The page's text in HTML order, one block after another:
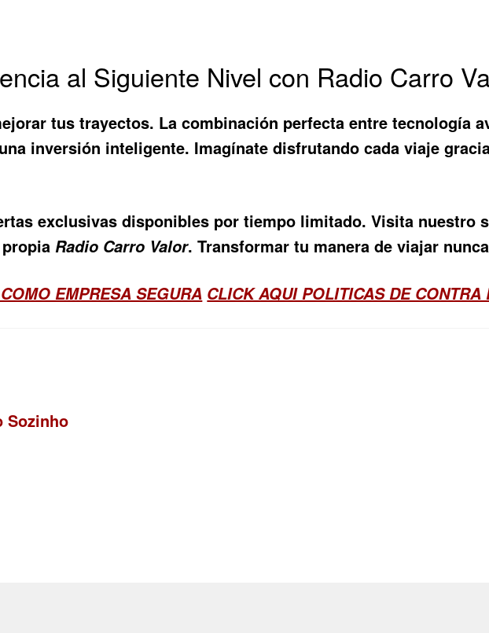
al Siguiente Nivel con Radio Carro
tus trayectos. La combinación perfecta entre tecnología
inversión inteligente. Imagínate disfrutando cada viaje
exclusivas disponibles por tiempo limitado. Visita nuestro
Radio Carro Valor. Transformar tu manera de viajar
EMPRESA SEGURA CLICK AQUI POLITICAS DE CONTRA
Sozinho